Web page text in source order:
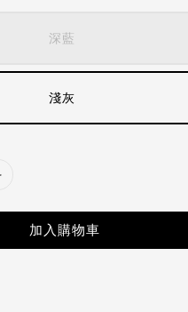
深藍
淺灰
加入購物車